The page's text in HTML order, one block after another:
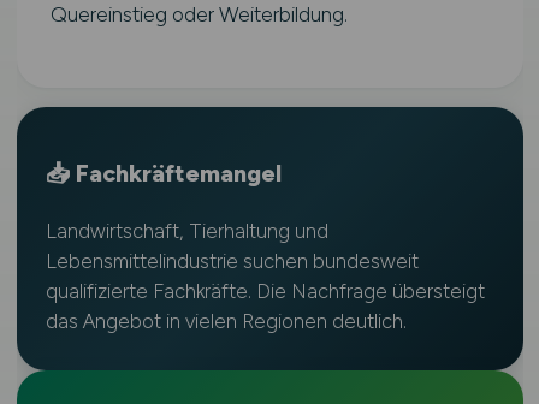
Quereinstieg oder Weiterbildung.
📥 Fachkräftemangel
Landwirtschaft, Tierhaltung und
Lebensmittelindustrie suchen bundesweit
qualifizierte Fachkräfte. Die Nachfrage übersteigt
das Angebot in vielen Regionen deutlich.